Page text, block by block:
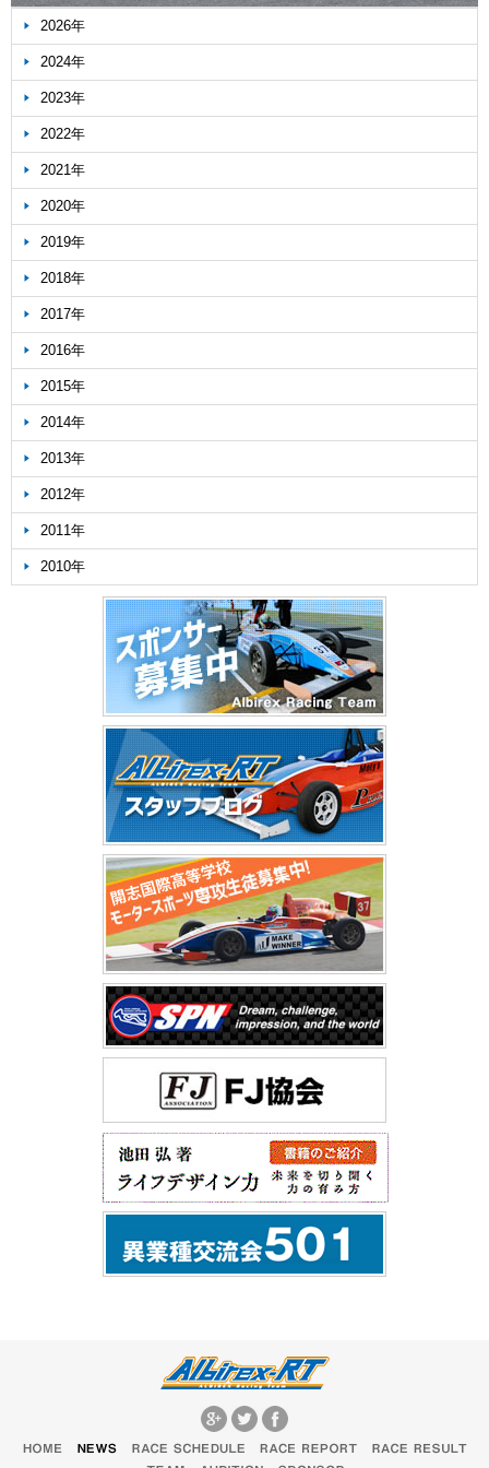
2026年
2024年
2023年
2022年
2021年
2020年
2019年
2018年
2017年
2016年
2015年
2014年
2013年
2012年
2011年
2010年